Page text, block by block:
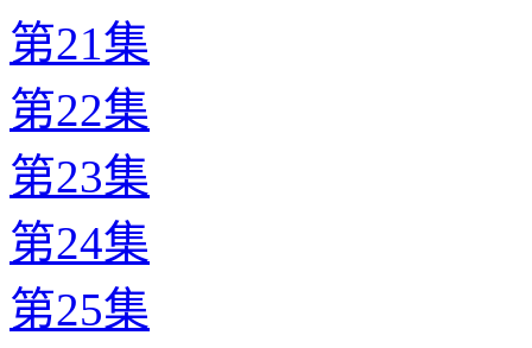
第21集
第22集
第23集
第24集
第25集